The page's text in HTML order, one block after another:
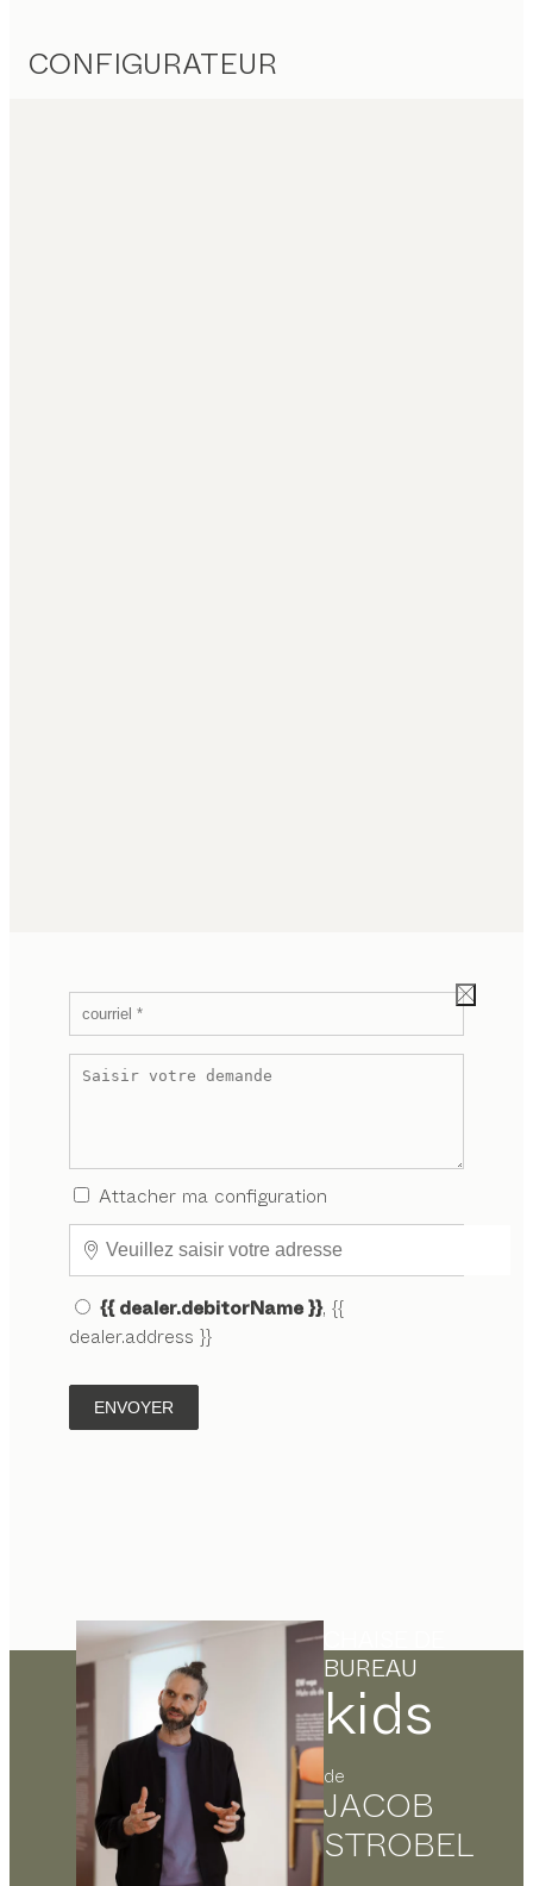
CONFIGURATEUR
Attacher ma configuration
{{ dealer.debitorName }}, {{
dealer.address }}
ENVOYER
BUREAU
kids
de
JACOB
STROBEL